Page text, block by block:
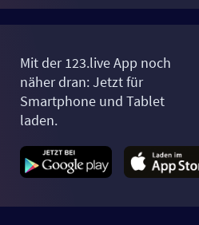
Mit der 123.live App noch
näher dran: Jetzt für
Smartphone und Tablet
laden.